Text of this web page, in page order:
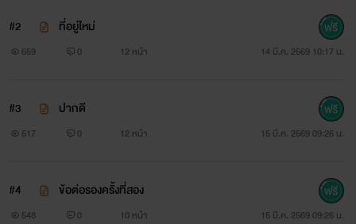
#2 ที่อยู่ใหม่
659 0 12 หน้า 14 มี.ค. 2569 10:17 น.
#3 ปากดี
517 0 12 หน้า 15 มี.ค. 2569 09:26 น.
#4 ข้อต่อรองครั้งที่สอง
548 0 10 หน้า 15 มี.ค. 2569 09:26 น.